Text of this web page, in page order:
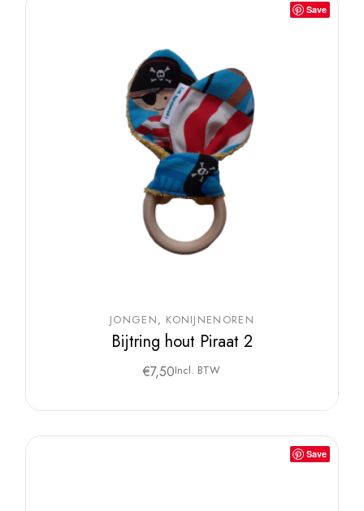
Save
JONGEN KONIJNENOREN
Bijtring hout Piraat 2
€7,50Incl. BTW
Save